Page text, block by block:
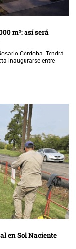
m²: así será
Córdoba. Tendrá
inaugurarse entre
en Sol Naciente